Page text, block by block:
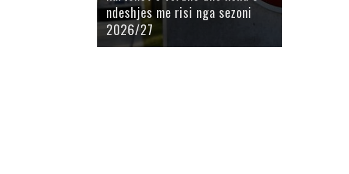
ndeshjes me risi nga sezoni
2026/27